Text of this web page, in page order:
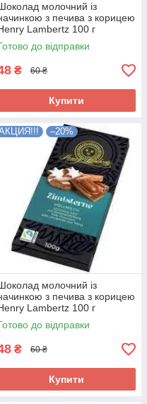
молочний із
з печива з корицею
Lambertz 100 г
до відправки
₴ 60 ₴
Купити
–20%
молочний із
з печива з корицею
Lambertz 100 г
до відправки
₴ 60 ₴
Купити